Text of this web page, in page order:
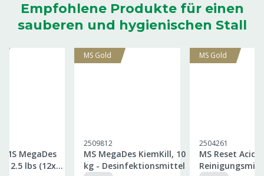
Empfohlene Produkte für einen
sauberen und hygienischen Stall
MegaDes
2.5 lbs (12x
MS Gold
2509812
MS MegaDes KiemKill, 10
kg - Desinfektionsmittel
MS Gold
2504261
MS Reset Acid,